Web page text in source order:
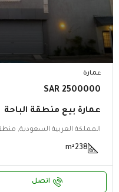
عمارة
2500000 SAR
عمارة بيع منطقة الباحة
238
m²
اتصل